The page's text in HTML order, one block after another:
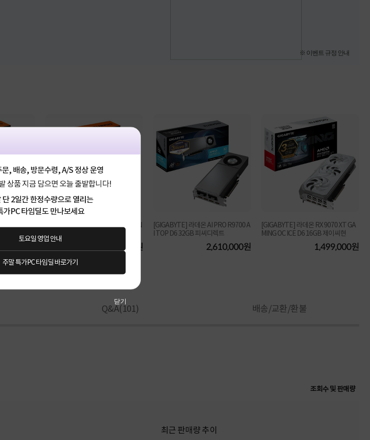
, 배송, 방문수령, A/S 정상 운영
상품 지금 담으면 오늘 출발합니다!
단 2일간 한정수량으로 열리는
가PC 타임딜도 만나보세요
토요일 영업 안내
주말 특가PC 타임딜 바로가기
닫기
※ 이벤트 규정 안내
XT GA
렉트
[GIGABYTE] 라데온 RX 7600 GAMIN
G OC D6 8GB 제이씨현
479,000원
[GIGABYTE] 라데온 AI PRO R9700 A
I TOP D6 32GB 피씨디렉트
2,610,000원
[GIGABYTE] 라데온 RX 9070 XT GA
MING OC ICE D6 16GB 제이씨현
1,499,000원
Q&A(101) 배송/교환/환불
조회수 및 판매량
최근 판매량 추이